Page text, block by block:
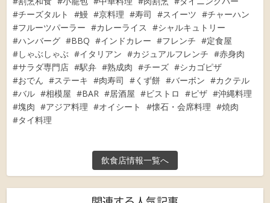
チーズタルト
鰻 京料理 寿司 スイーツ
チャーハン
フルーツパーラー
カレーライス
シャルキュトリー
ハンバーグ
BBQ インドカレー フレンチ
定食屋
しゃぶしゃぶ
イタリアン カジュアルフレンチ
赤身肉
サラダ専門店
駅弁 熟成肉 チーズ
シカゴピザ
おでん
ステーキ 肉寿司 くず餅 バーボン
カクテル
バル
相模屋 BAR 居酒屋 ビストロ ピザ
沖縄料理
塊肉
アジア料理 オイシート 懐石・会席料理
焼肉
タイ料理
飲食店情報一覧へ